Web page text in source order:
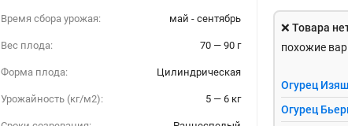
Время сбора урожая: май - сентябрь
Вес плода: 70 — 90 г
Форма плода: Цилиндрическая
Урожайность (кг/м2): 5 — 6 кг
❌ Товара
похожие
Огурец
Огурец